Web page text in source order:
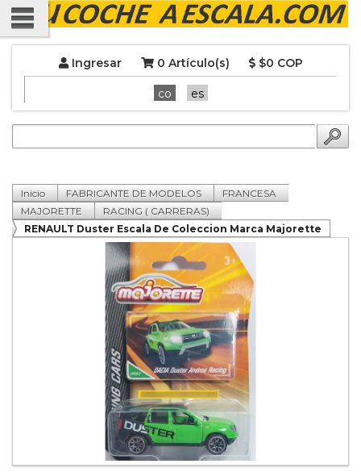
Ingresar 0 Artículo(s) $0 COP
co es
Inicio FABRICANTE DE MODELOS
FRANCESA
MAJORETTE
RACING ( CARRERAS)
RENAULT Duster Escala De Coleccion Marca Majorette